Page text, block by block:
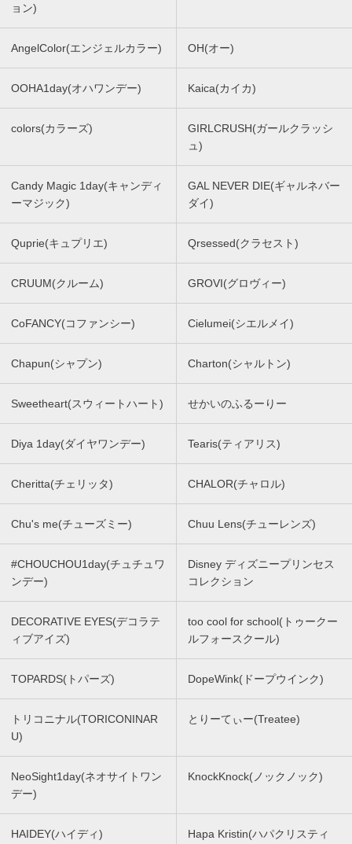
ョン)
AngelColor(エンジェルカラー) OH(オー)
OOHA1day(オハワンデー) Kaica(カイカ)
colors(カラーズ)
GIRLCRUSH(ガールクラッシ
ュ)
Candy Magic 1day(キャンディ
ーマジック)
GAL NEVER DIE(ギャルネバー
ダイ)
Quprie(キュプリエ) Qrsessed(クラセスト)
CRUUM(クルーム) GROVI(グロヴィー)
CoFANCY(コファンシー) Cielumei(シエルメイ)
Chapun(シャプン) Charton(シャルトン)
Sweetheart(スウィートハート) せかいのふるーりー
Diya 1day(ダイヤワンデー) Tearis(ティアリス)
Cheritta(チェリッタ) CHALOR(チャロル)
Chu's me(チューズミー) Chuu Lens(チューレンズ)
#CHOUCHOU1day(チュチュワ
ンデー)
Disney ディズニープリンセス
コレクション
DECORATIVE EYES(デコラテ
ィブアイズ)
too cool for school(トゥークー
ルフォースクール)
TOPARDS(トパーズ) DopeWink(ドープウインク)
トリコニナル(TORICONINAR
U)
とりーてぃー(Treatee)
NeoSight1day(ネオサイトワン
デー)
KnockKnock(ノックノック)
HAIDEY(ハイディ)
Hapa Kristin(ハパクリスティ